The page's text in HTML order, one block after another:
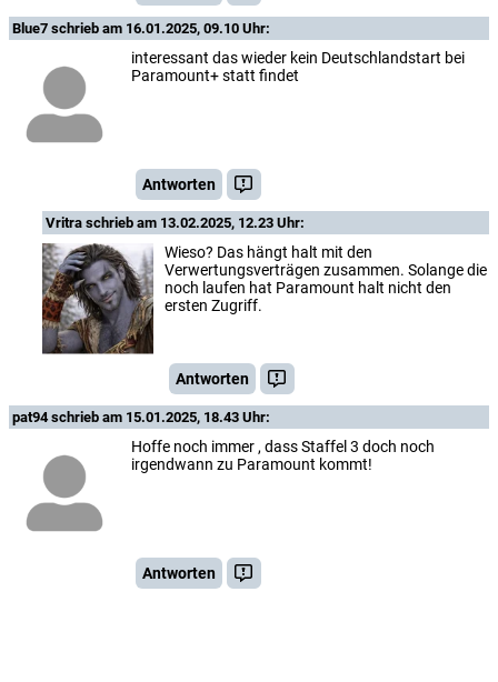
Blue7 schrieb am 16.01.2025, 09.10 Uhr:
interessant das wieder kein Deutschlandstart bei
Paramount+ statt findet
Antworten
Vritra schrieb am 13.02.2025, 12.23 Uhr:
Wieso? Das hängt halt mit den
Verwertungsverträgen zusammen. Solange die
noch laufen hat Paramount halt nicht den
ersten Zugriff.
Antworten
pat94schrieb am 15.01.2025, 18.43 Uhr:
Hoffe noch immer , dass Staffel 3 doch noch
irgendwann zu Paramount kommt!
Antworten